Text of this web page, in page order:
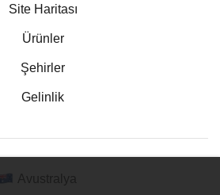
Site Haritası
Ürünler
Şehirler
Gelinlik